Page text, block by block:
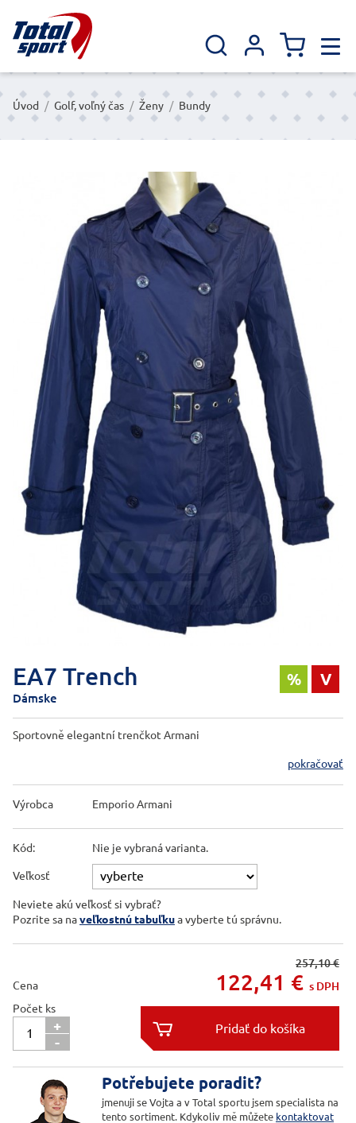
Úvod / Golf, voľný čas / Ženy / Bundy
EA7 Trench % V
Dámske
Sportovně elegantní trenčkot Armani
pokračovať
Výrobca Emporio Armani
Kód: Nie je vybraná varianta.
Veľkosť
Neviete akú veľkosť si vybrať?
Pozrite sa naveľkostnú tabuľkua vyberte tú správnu.
Cena
257,10 €
122,41 € s DPH
Počet ks
+
-


Potřebujete poradit?
jmenuji se Vojta a v Total sportu jsem specialista na
tento sortiment. Kdykoliv mě můžete kontaktovat